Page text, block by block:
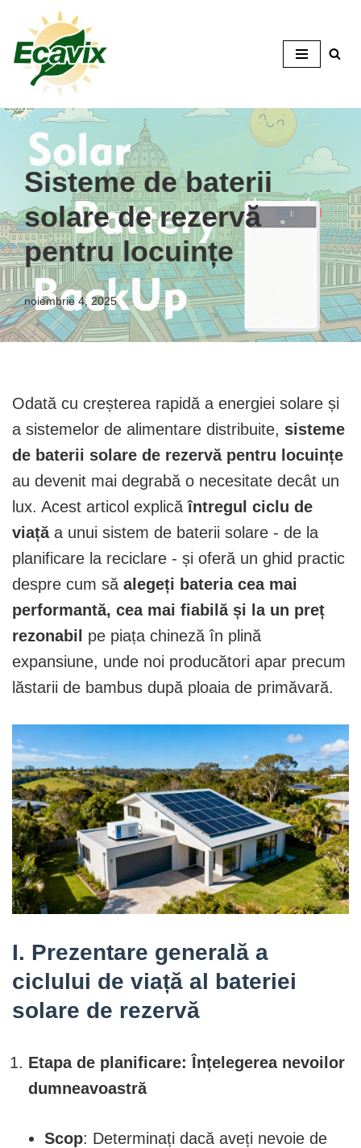
Salt
la
conținut
Sisteme de baterii
solare de rezervă
pentru locuințe
noiembrie 4, 2025
Odată cu creșterea rapidă a energiei solare și
a sistemelor de alimentare distribuite, sisteme
de baterii solare de rezervă pentru locuințe
au devenit mai degrabă o necesitate decât un
lux. Acest articol explicăîntregul ciclu de
viațăa unui sistem de baterii solare - de la
planificare la reciclare - și oferă un ghid practic
despre cum să alegeți bateria cea mai
performantă, cea mai fiabilă și la un preț
rezonabil pe piața chineză în plină
expansiune, unde noi producători apar precum
lăstarii de bambus după ploaia de primăvară.
I. Prezentare generală a
ciclului de viață al bateriei
solare de rezervă
Etapa de planificare: Înțelegerea nevoilor
dumneavoastră
Scop: Determinați dacă aveți nevoie de